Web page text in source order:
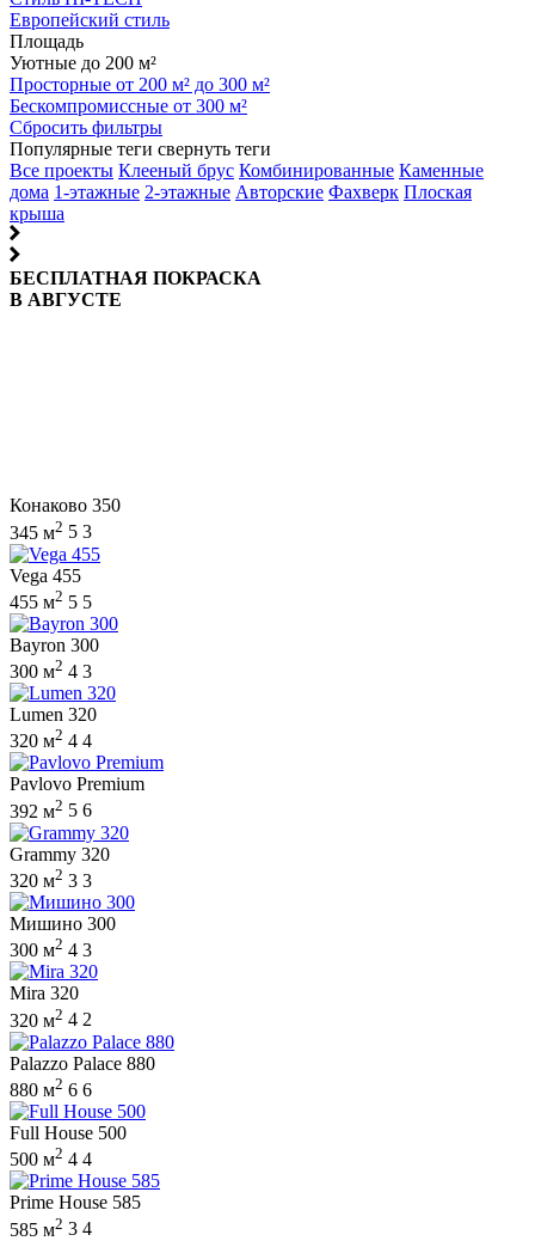
Европейский стиль
Площадь
Уютные до 200 м²
Просторные от 200 м² до 300 м²
Бескомпромиссные от 300 м²
Сбросить фильтры
Популярные теги свернуть теги
Все проекты Клееный брус Комбинированные Каменные
дома 1-этажные 2-этажные Авторские Фахверк Плоская
крыша
БЕСПЛАТНАЯ ПОКРАСКА
В АВГУСТЕ
Конаково 350
345 м2 5 3
Vega 455
455 м2 5 5
Bayron 300
300 м2 4 3
Lumen 320
320 м2 4 4
Pavlovo Premium
392 м2 5 6
Grammy 320
320 м2 3 3
Мишино 300
300 м2 4 3
Mira 320
320 м2 4 2
Palazzo Palace 880
880 м2 6 6
Full House 500
500 м2 4 4
Prime House 585
585 м2 3 4